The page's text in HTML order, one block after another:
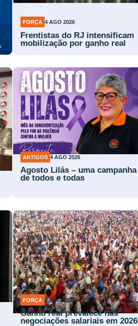
FORÇA 4 AGO 2026
Frentistas do RJ intensificam
mobilização por ganho real
ARTIGOS 4 AGO 2026
Agosto Lilás – uma campanha
de todos e todas
FORÇA 3 AGO 2026
Ganho real prevalece nas
negociações salariais em 2026